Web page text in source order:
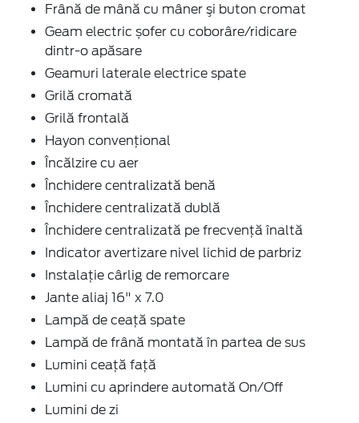
Frână de mână cu mâner şi buton cromat
Geam electric șofer cu coborâre/ridicare
dintr-o apăsare
Geamuri laterale electrice spate
Grilă cromată
Grilă frontală
Hayon convențional
Încălzire cu aer
Închidere centralizată benă
Închidere centralizată dublă
Închidere centralizată pe frecvență înaltă
Indicator avertizare nivel lichid de parbriz
Instalație cârlig de remorcare
Jante aliaj 16" x 7.0
Lampă de ceață spate
Lampă de frână montată în partea de sus
Lumini ceață față
Lumini cu aprindere automată On/Off
Lumini de zi